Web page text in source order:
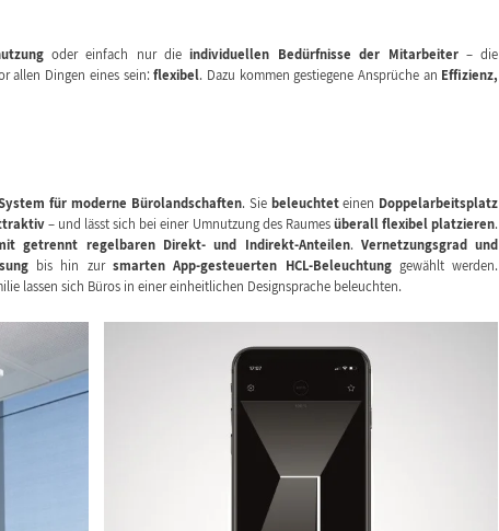
oder einfach nur dieindividuellen Bedürfnisse der Mitarbeiter– die
allen Dingen eines sein: flexibel. Dazu kommen gestiegene Ansprüche an Effizienz,
für moderne Bürolandschaften. Sie beleuchteteinen Doppelarbeitsplatz
– und lässt sich bei einer Umnutzung des Raumesüberall flexibel platzieren.
getrennt regelbaren Direkt- und Indirekt-Anteilen. Vernetzungsgrad und
bis hin zur smarten App-gesteuerten HCL-Beleuchtunggewählt werden.
lassen sich Büros in einer einheitlichen Designsprache beleuchten.